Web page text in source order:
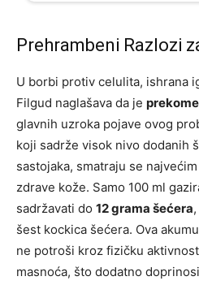
Prehrambeni Razlozi
U borbi protiv celulita, ishrana
Filgud naglašava da je
glavnih uzroka pojave ovog
koji sadrže visok nivo dodanih
sastojaka, smatraju se
zdrave kože. Samo 100 ml
sadržavati do 12 grama šećera
šest kockica šećera. Ova
ne potroši kroz fizičku
masnoća, što dodatno